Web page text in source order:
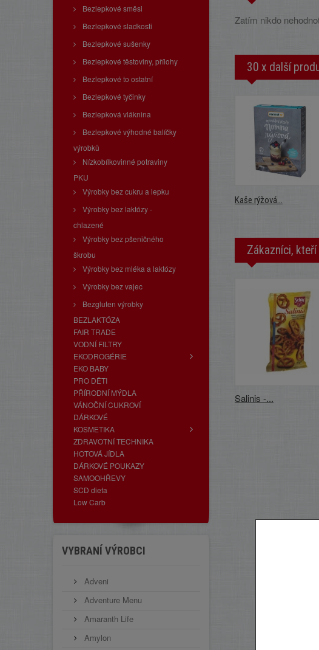
Bezlepkové směsi
Bezlepkové sladkosti
Bezlepkové sušenky
Bezlepkové těstoviny, přílohy
Bezlepkové to ostatní
Bezlepkové tyčinky
Bezlepková vláknina
Bezlepkové výhodné balíčky
výrobků
Nízkobílkovinné potraviny
PKU
Výrobky bez cukru a lepku
Výrobky bez laktózy -
chlazené
Výrobky bez pšeničného
škrobu
Výrobky bez mléka a laktózy
Výrobky bez vajec
Bezgluten výrobky
BEZLAKTÓZA
FAIR TRADE
VODNÍ FILTRY
EKODROGÉRIE
EKO BABY
PRO DĚTI
PŘÍRODNÍ MÝDLA
VÁNOČNÍ CUKROVÍ
DÁRKOVÉ
KOSMETIKA
ZDRAVOTNÍ TECHNIKA
HOTOVÁ JÍDLA
DÁRKOVÉ POUKAZY
SAMOOHŘEVY
SCD dieta
Low Carb
VYBRANÍ VÝROBCI
Adveni
Adventure Menu
Amaranth Life
Amylon
Zatím nikdo
30 x další
Kaše rýžová...
Zákazníci,
Salinis -...